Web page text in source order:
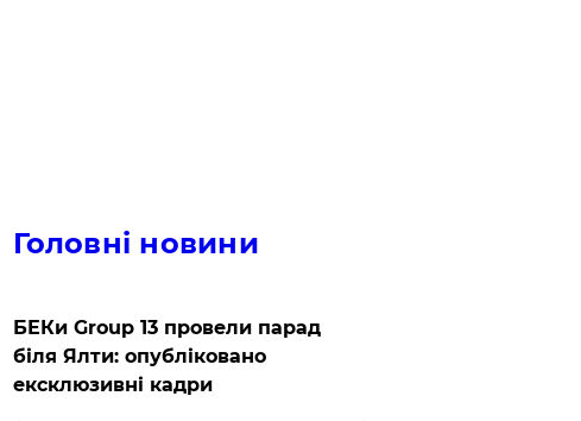
Головні новини
БЕКи Group 13 провели парад
біля Ялти: опубліковано
ексклюзивні кадри